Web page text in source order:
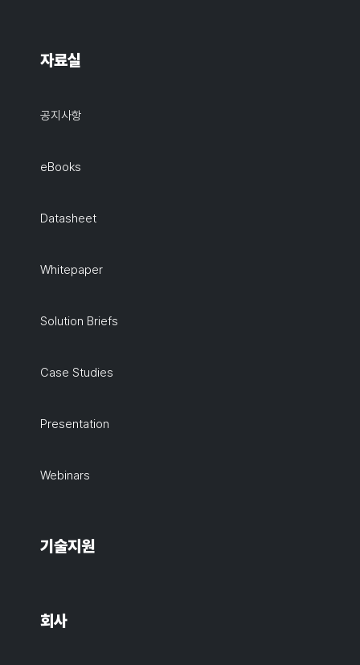
자료실
공지사항
eBooks
Datasheet
Whitepaper
Solution Briefs
Case Studies
Presentation
Webinars
기술지원
회사